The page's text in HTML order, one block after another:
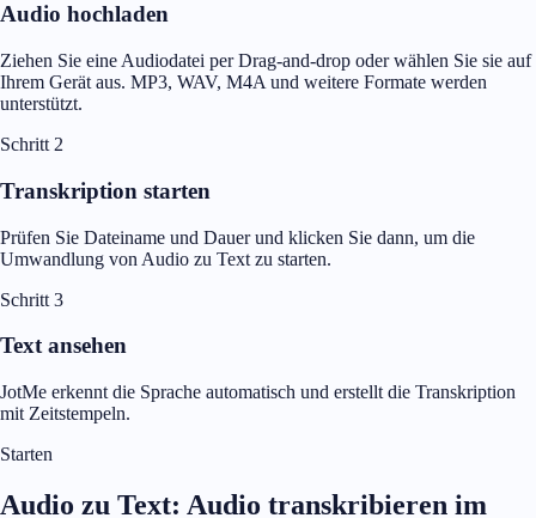
Audio hochladen
Ziehen Sie eine Audiodatei per Drag-and-drop oder wählen Sie sie auf
Ihrem Gerät aus. MP3, WAV, M4A und weitere Formate werden
unterstützt.
Schritt 2
Transkription starten
Prüfen Sie Dateiname und Dauer und klicken Sie dann, um die
Umwandlung von Audio zu Text zu starten.
Schritt 3
Text ansehen
JotMe erkennt die Sprache automatisch und erstellt die Transkription
mit Zeitstempeln.
Starten
Audio zu Text: Audio transkribieren im